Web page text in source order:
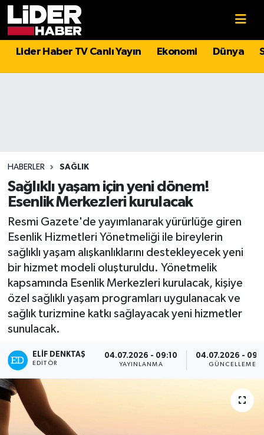
Lider Haber TV Canlı Yayın Ekonomi Dünya
HABERLER SAĞLIK
Sağlıklı yaşam için yeni dönem!
Esenlik Merkezleri kurulacak
Resmi Gazete'de yayımlanarak yürürlüğe giren
Esenlik Hizmetleri Yönetmeliği ile bireylerin
sağlıklı yaşam alışkanlıklarını destekleyecek yeni
bir hizmet modeli oluşturuldu. Yönetmelik
kapsamında Esenlik Merkezleri kurulacak, kişiye
özel sağlıklı yaşam programları uygulanacak ve
sağlık turizmine katkı sağlayacak yeni hizmetler
sunulacak.
ELIF DENKTAŞ
EDITÖR
04.07.2026 - 09:10
YAYINLANMA
04.07.2026 -
GÜNCELLEME
Politika
Magazin
Spor
Sağlık
Teknoloji
Turizm
Kültür - Sanat
Hava Durumu
Süper Lig Puan Durumu ve Fikstür
Tüm Manşetler
Son Dakika Haberleri
Haber Arşivi